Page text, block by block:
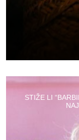
STIŽE LI